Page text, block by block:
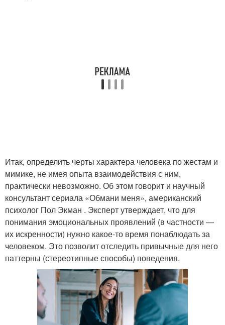
Итак, определить черты характера человека по жестам и
мимике, не имея опыта взаимодействия с ним,
практически невозможно. Об этом говорит и научный
консультант сериала «Обмани меня», американский
психолог Пол Экман . Эксперт утверждает, что для
понимания эмоциональных проявлений (в частности —
их искренности) нужно какое-то время понаблюдать за
человеком. Это позволит отследить привычные для него
паттерны (стереотипные способы) поведения.